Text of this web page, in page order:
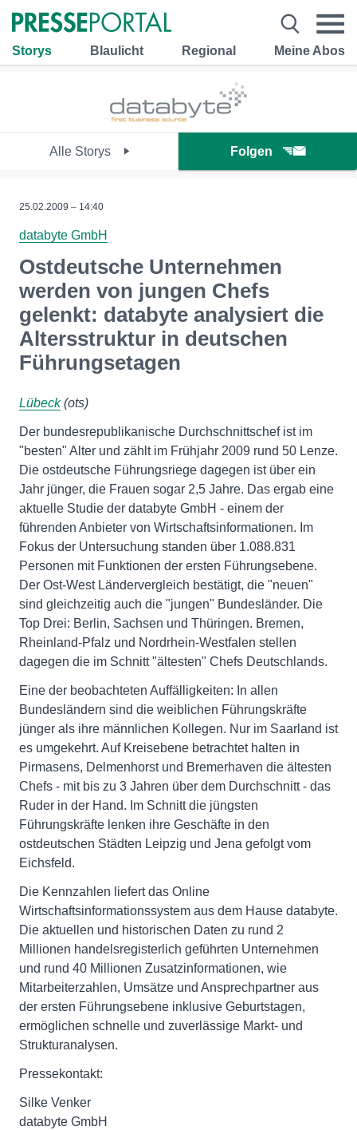
Storys Blaulicht Regional Meine Abos
Alle Storys Folgen
25.02.2009 – 14:40
databyte GmbH
Ostdeutsche Unternehmen
werden von jungen Chefs
gelenkt: databyte analysiert die
Altersstruktur in deutschen
Führungsetagen
Lübeck(ots)
Der bundesrepublikanische Durchschnittschef ist im
"besten" Alter und zählt im Frühjahr 2009 rund 50 Lenze.
Die ostdeutsche Führungsriege dagegen ist über ein
Jahr jünger, die Frauen sogar 2,5 Jahre. Das ergab eine
aktuelle Studie der databyte GmbH - einem der
führenden Anbieter von Wirtschaftsinformationen. Im
Fokus der Untersuchung standen über 1.088.831
Personen mit Funktionen der ersten Führungsebene.
Der Ost-West Ländervergleich bestätigt, die "neuen"
sind gleichzeitig auch die "jungen" Bundesländer. Die
Top Drei: Berlin, Sachsen und Thüringen. Bremen,
Rheinland-Pfalz und Nordrhein-Westfalen stellen
dagegen die im Schnitt "ältesten" Chefs Deutschlands.
Eine der beobachteten Auffälligkeiten: In allen
Bundesländern sind die weiblichen Führungskräfte
jünger als ihre männlichen Kollegen. Nur im Saarland ist
es umgekehrt. Auf Kreisebene betrachtet halten in
Pirmasens, Delmenhorst und Bremerhaven die ältesten
Chefs - mit bis zu 3 Jahren über dem Durchschnitt - das
Ruder in der Hand. Im Schnitt die jüngsten
Führungskräfte lenken ihre Geschäfte in den
ostdeutschen Städten Leipzig und Jena gefolgt vom
Eichsfeld.
Die Kennzahlen liefert das Online
Wirtschaftsinformationssystem aus dem Hause databyte.
Die aktuellen und historischen Daten zu rund 2
Millionen handelsregisterlich geführten Unternehmen
und rund 40 Millionen Zusatzinformationen, wie
Mitarbeiterzahlen, Umsätze und Ansprechpartner aus
der ersten Führungsebene inklusive Geburtstagen,
ermöglichen schnelle und zuverlässige Markt- und
Strukturanalysen.
Pressekontakt:
Silke Venker
databyte GmbH